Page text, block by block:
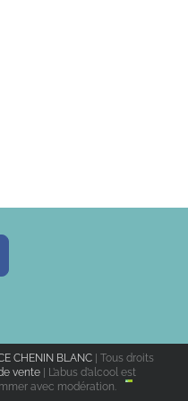
CHENIN BLANC | Tous droits
vente| L’abus d’alcool est
avec modération.